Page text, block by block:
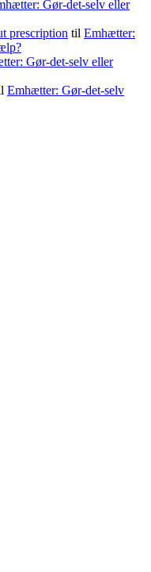
Gør-det-selv eller
prescription til Emhætter:
Gør-det-selv eller
Emhætter: Gør-det-selv